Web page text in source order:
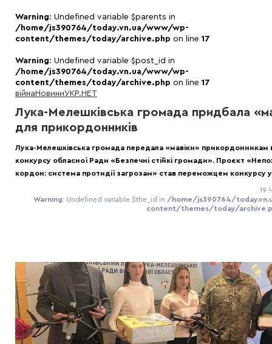
Warning: Undefined variable $parents in
/home/js390764/today.vn.ua/www/wp-
content/themes/today/archive.php on line 17
Warning: Undefined variable $post_id in
/home/js390764/today.vn.ua/www/wp-
content/themes/today/archive.php on line 17
війна НовиниУКР.НЕТ
Лука-Мелешківська громада придбала
для прикордонників
Лука-Мелешківська громада передала «мавіки» прикордонникам
конкурсу обласної Ради «Безпечні стійкі громади». Проєкт
кордон: система протидії загрозам» став переможцем конкурсу у
19
Warning: Undefined variable $the_id in /home/js390764/
content/themes/today/